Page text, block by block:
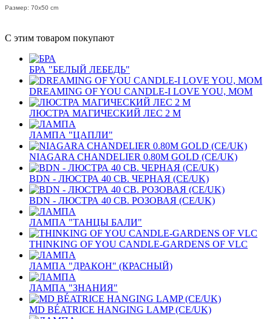
Размер: 70x50 cm
С этим товаром покупают
БРА "БЕЛЫЙ ЛЕБЕДЬ"
DREAMING OF YOU CANDLE-I LOVE YOU, MOM
ЛЮСТРА МАГИЧЕСКИЙ ЛЕС 2 М
ЛАМПА "ЦАПЛИ"
NIAGARA CHANDELIER 0.80M GOLD (CE/UK)
BDN - ЛЮСТРА 40 СВ. ЧЕРНАЯ (CE/UK)
BDN - ЛЮСТРА 40 СВ. РОЗОВАЯ (CE/UK)
ЛАМПА "ТАНЦЫ БАЛИ"
THINKING OF YOU CANDLE-GARDENS OF VLC
ЛАМПА "ДРАКОН" (КРАСНЫЙ)
ЛАМПА "ЗНАНИЯ"
MD BÉATRICE HANGING LAMP (CE/UK)